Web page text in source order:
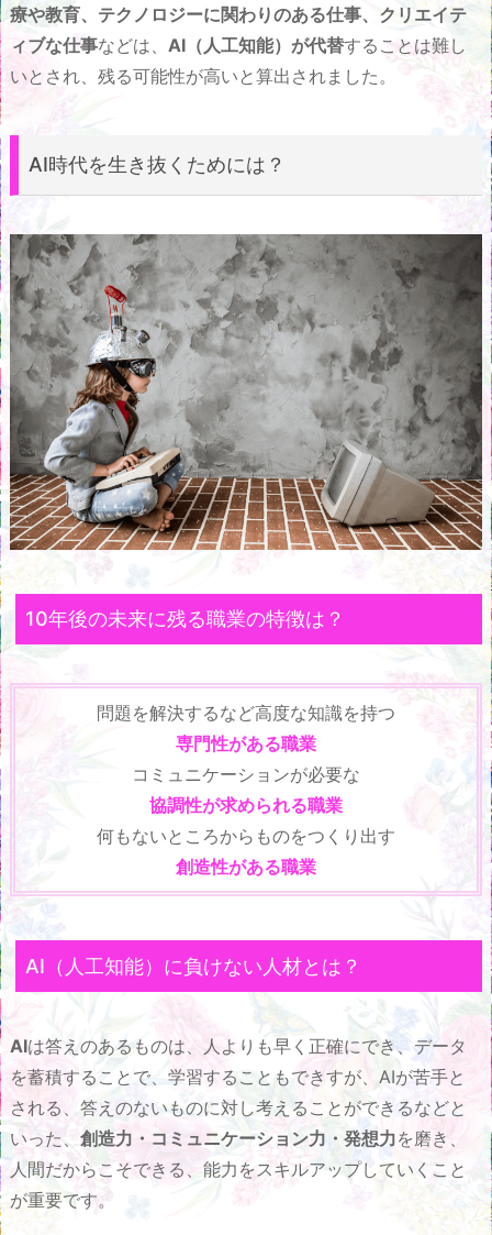
療や教育、テクノロジーに関わりのある仕事、クリエイテ
ィブな仕事などは、 AI（人工知能） が代替することは難し
いとされ、残る可能性が高いと算出されました。
AI時代を生き抜くためには？
10年後の未来に残る職業の特徴は？
問題を解決するなど高度な知識を持つ
専門性がある職業
コミュニケーションが必要な
協調性が求められる職業
何もないところからものをつくり出す
創造性がある職業
AI（人工知能）に負けない人材とは？
AIは答えのあるものは、人よりも早く正確にでき、データ
を蓄積することで、学習することもできすが、AIが苦手と
される、答えのないものに対し考えることができるなどと
いった、 創造力・コミュニケーション力・発想力を磨き、
人間だからこそできる、能力をスキルアップしていくこと
が重要です。